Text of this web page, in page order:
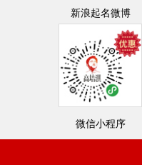
新浪起名微博
微信小程序